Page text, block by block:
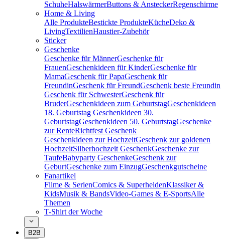
SchuheHalswärmerButtons & AnsteckerRegenschirme
Home & Living
Alle ProdukteBestickte ProdukteKücheDeko &
LivingTextilienHaustier-Zubehör
Sticker
Geschenke
Geschenke für MännerGeschenke für
FrauenGeschenkideen für KinderGeschenke für
MamaGeschenk für PapaGeschenk für
FreundinGeschenk für FreundGeschenk beste Freundin
Geschenk für SchwesterGeschenk für
BruderGeschenkideen zum GeburtstagGeschenkideen
18. Geburtstag Geschenkideen 30.
GeburtstagGeschenkideen 50. GeburtstagGeschenke
zur RenteRichtfest Geschenk
Geschenkideen zur HochzeitGeschenk zur goldenen
HochzeitSilberhochzeit GeschenkGeschenke zur
TaufeBabyparty GeschenkeGeschenk zur
GeburtGeschenke zum EinzugGeschenkgutscheine
Fanartikel
Filme & SerienComics & SuperheldenKlassiker &
KidsMusik & BandsVideo-Games & E-SportsAlle
Themen
T-Shirt der Woche
B2B